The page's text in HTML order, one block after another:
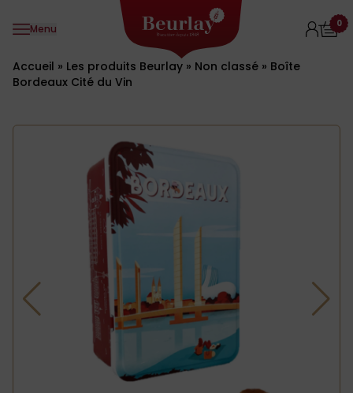
Menu 0
Accueil » Les produits Beurlay » Non classé » Boîte
Bordeaux Cité du Vin